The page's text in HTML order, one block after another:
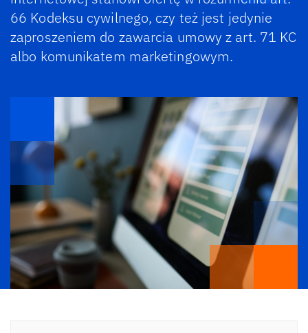
66 Kodeksu cywilnego, czy też jest jedynie
zaproszeniem do zawarcia umowy z art. 71 KC
albo komunikatem marketingowym.